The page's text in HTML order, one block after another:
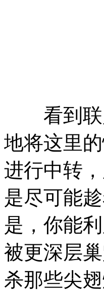
看到联
地将这里
进行中转
是尽可能
是，你能
被更深层
杀那些尖